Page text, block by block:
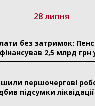
28 липня
без затримок:
2,5 млрд грн
першочергові
підсумки